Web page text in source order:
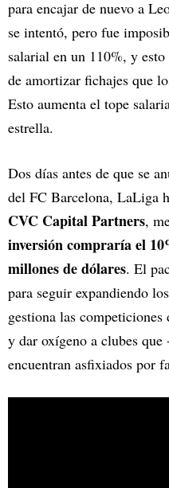
para encajar de nuevo a
se intentó, pero fue
salarial en un 110%, y
de amortizar fichajes que
Esto aumenta el tope
estrella.
Dos días antes de que se
del FC Barcelona, LaLiga
CVC Capital Partners,
inversión compraría el
millones de dólares. El
para seguir expandiendo
gestiona las
y dar oxígeno a clubes
encuentran asfixiados por